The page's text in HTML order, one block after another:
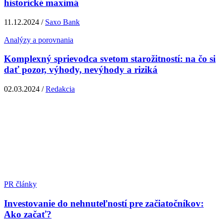
historické maximá
11.12.2024 / Saxo Bank
Analýzy a porovnania
Komplexný sprievodca svetom starožitností: na čo si
dať pozor, výhody, nevýhody a riziká
02.03.2024 /Redakcia
PR články
Investovanie do nehnuteľností pre začiatočníkov:
Ako začať?